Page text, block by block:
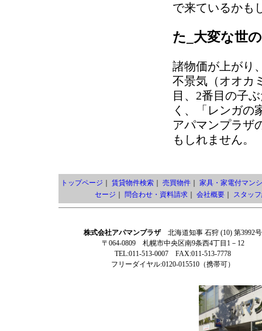
で来ているかも
た_大変な世
諸物価が上がり
不景気（オオカ
目、2番目の子
く、「レンガの
アパマンプラザ
もしれません。
トップページ 賃貸物件検索｜ 売買物件｜ 家具・家電付マン
セージ
問合わせ・資料請求｜ 会社概要｜ スタッ
株式会社アパマンプラザ北海道知事 石狩 (10) 第3992号
〒064-0809 札幌市中央区南9条西4丁目1－12
TEL:011-513-0007 FAX:011-513-7778
フリーダイヤル:0120-015510（携帯可）